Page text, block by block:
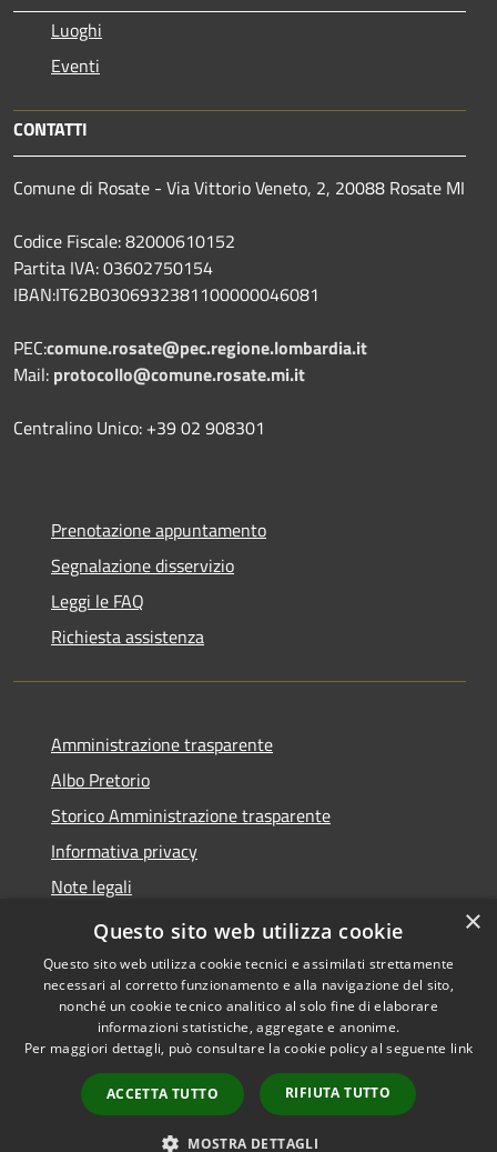
Luoghi
Eventi
CONTATTI
Comune di Rosate - Via Vittorio Veneto, 2, 20088 Rosate MI
Codice Fiscale: 82000610152
Partita IVA: 03602750154
IBAN:IT62B0306932381100000046081
PEC:comune.rosate@pec.regione.lombardia.it
Mail: protocollo@comune.rosate.mi.it
Centralino Unico: +39 02 908301
Prenotazione appuntamento
Segnalazione disservizio
Leggi le FAQ
Richiesta assistenza
Amministrazione trasparente
Albo Pretorio
Storico Amministrazione trasparente
Informativa privacy
Note legali
Dichiarazione di accessibilità
Accessibilità
Copyright © 2026 • Comune di
Rosate • Powered by
Municipium•
Accesso
redazione
×
Questo sito web utilizza cookie
Questo sito web utilizza cookie tecnici e assimilati strettamente
necessari al corretto funzionamento e alla navigazione del sito,
nonché un cookie tecnico analitico al solo fine di elaborare
informazioni statistiche, aggregate e anonime.
Per maggiori dettagli, può consultare la cookie policy al seguente link
ACCETTA TUTTO RIFIUTA TUTTO
MOSTRA DETTAGLI